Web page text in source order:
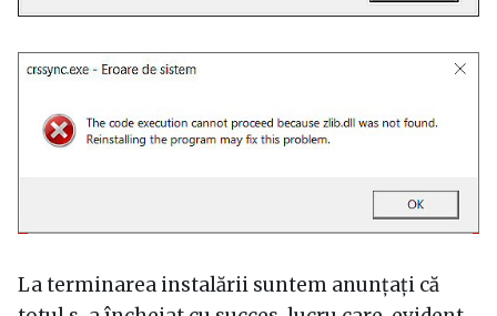
La terminarea instalării suntem anunțați că